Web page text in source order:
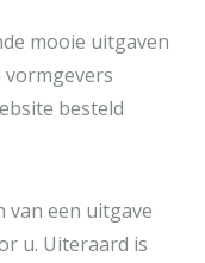
mooie uitgaven
vormgevers
besteld
van een uitgave
u. Uiteraard is